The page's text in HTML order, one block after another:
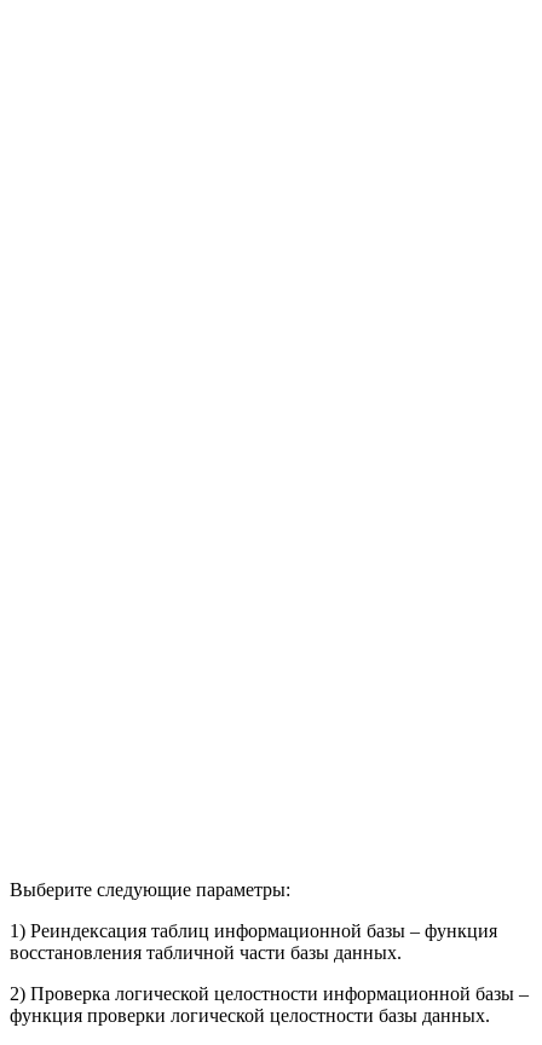
Выберите следующие параметры:
1) Реиндексация таблиц информационной базы – функция
восстановления табличной части базы данных.
2) Проверка логической целостности информационной базы –
функция проверки логической целостности базы данных.